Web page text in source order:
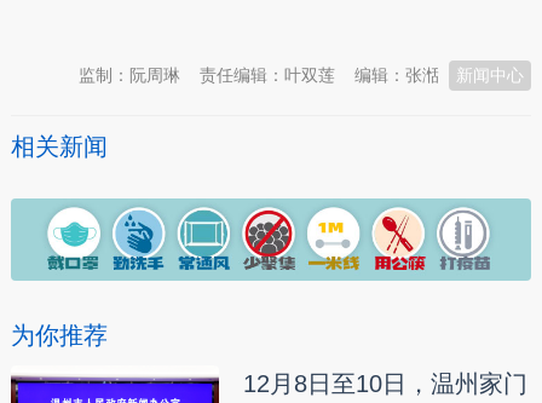
新闻中心
编辑：张湉
责任编辑：叶双莲
监制：阮周琳
相关新闻
为你推荐
12月8日至10日，温州家门